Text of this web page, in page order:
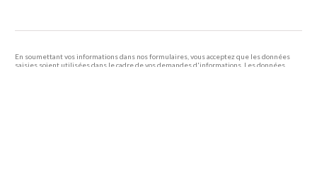
En soumettant vos informations dans nos formulaires, vous acceptez que les données
saisies soient utilisées dans le cadre de vos demandes d'informations. Les données